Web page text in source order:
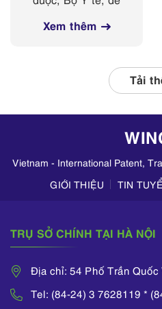
các nền tảng
mạng xã hội
tỉnh, thành phố
liên quan, tập
trung kiểm tra
Xem thêm
Tải
Vietnam - International Patent,
GIỚI THIỆU
TIN
TRỤ SỞ CHÍNH TẠI HÀ NỘI
Địa chỉ: 54 Phố Trần Quốc
Tel: (84-24) 3 7628119 *